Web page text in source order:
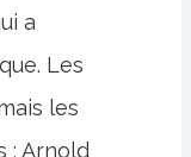
a
Les
les
: Arnold